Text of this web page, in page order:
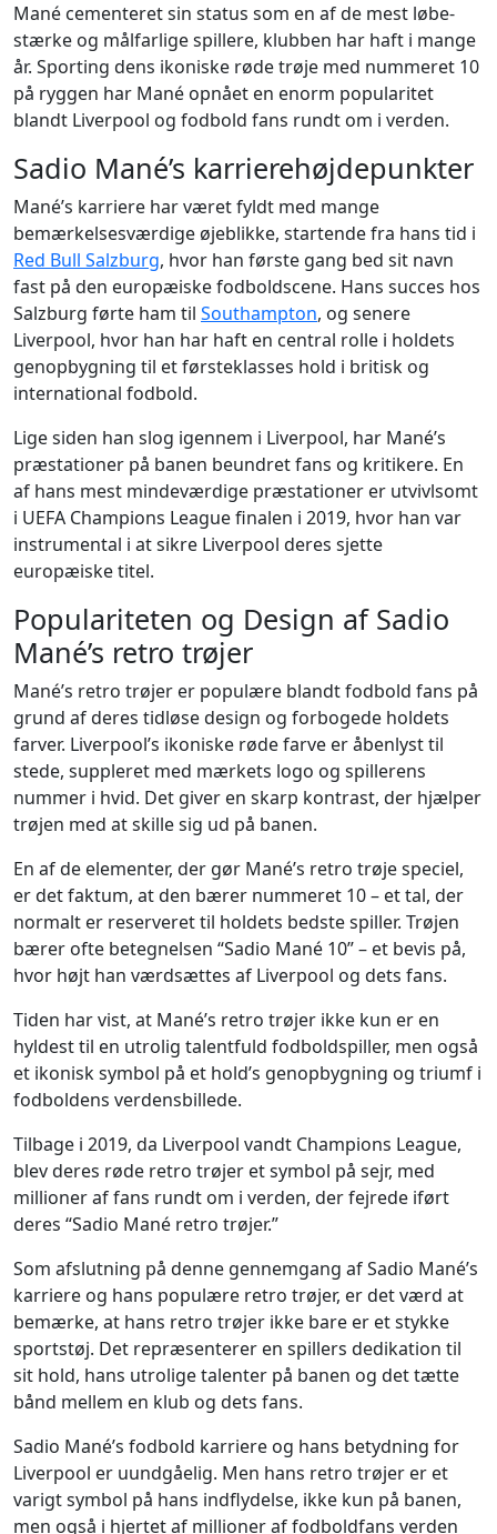
Mané cementeret sin status som en af de mest løbe-
stærke og målfarlige spillere, klubben har haft i mange
år. Sporting dens ikoniske røde trøje med nummeret 10
på ryggen har Mané opnået en enorm popularitet
blandt Liverpool og fodbold fans rundt om i verden.
Sadio Mané’s karrierehøjdepunkter
Mané’s karriere har været fyldt med mange
bemærkelsesværdige øjeblikke, startende fra hans tid i
Red Bull Salzburg, hvor han første gang bed sit navn
fast på den europæiske fodboldscene. Hans succes hos
Salzburg førte ham til Southampton, og senere
Liverpool, hvor han har haft en central rolle i holdets
genopbygning til et førsteklasses hold i britisk og
international fodbold.
Lige siden han slog igennem i Liverpool, har Mané’s
præstationer på banen beundret fans og kritikere. En
af hans mest mindeværdige præstationer er utvivlsomt
i UEFA Champions League finalen i 2019, hvor han var
instrumental i at sikre Liverpool deres sjette
europæiske titel.
Populariteten og Design af Sadio
Mané’s retro trøjer
Mané’s retro trøjer er populære blandt fodbold fans på
grund af deres tidløse design og forbogede holdets
farver. Liverpool’s ikoniske røde farve er åbenlyst til
stede, suppleret med mærkets logo og spillerens
nummer i hvid. Det giver en skarp kontrast, der hjælper
trøjen med at skille sig ud på banen.
En af de elementer, der gør Mané’s retro trøje speciel,
er det faktum, at den bærer nummeret 10 – et tal, der
normalt er reserveret til holdets bedste spiller. Trøjen
bærer ofte betegnelsen “Sadio Mané 10” – et bevis på,
hvor højt han værdsættes af Liverpool og dets fans.
Tiden har vist, at Mané’s retro trøjer ikke kun er en
hyldest til en utrolig talentfuld fodboldspiller, men også
et ikonisk symbol på et hold’s genopbygning og triumf i
fodboldens verdensbillede.
Tilbage i 2019, da Liverpool vandt Champions League,
blev deres røde retro trøjer et symbol på sejr, med
millioner af fans rundt om i verden, der fejrede iført
deres “Sadio Mané retro trøjer.”
Som afslutning på denne gennemgang af Sadio Mané’s
karriere og hans populære retro trøjer, er det værd at
bemærke, at hans retro trøjer ikke bare er et stykke
sportstøj. Det repræsenterer en spillers dedikation til
sit hold, hans utrolige talenter på banen og det tætte
bånd mellem en klub og dets fans.
Sadio Mané’s fodbold karriere og hans betydning for
Liverpool er uundgåelig. Men hans retro trøjer er et
varigt symbol på hans indflydelse, ikke kun på banen,
men også i hjertet af millioner af fodboldfans verden